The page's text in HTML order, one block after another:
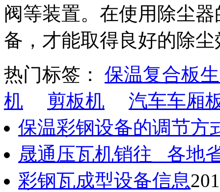
阀等装置。在使用除尘
备，才能取得良好的除尘
热门标签： 保温复合板
机
剪板机
汽车车厢
保温彩钢设备的调节方
晟通压瓦机销往 各地
彩钢瓦成型设备信息